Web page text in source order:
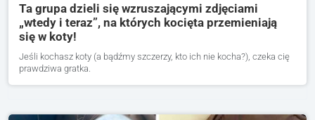
Ta grupa dzieli się wzruszającymi zdjęciami
„wtedy i teraz”, na których kocięta przemieniają
się w koty!
Jeśli kochasz koty (a bądźmy szczerzy, kto ich nie kocha?), czeka cię
prawdziwa gratka.